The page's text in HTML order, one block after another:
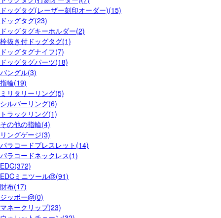
ドッグタグ(レーザー刻印オーダー)(15)
ドッグタグ(23)
ドッグタグキーホルダー(2)
栓抜き付ドッグタグ(1)
ドッグタグナイフ(7)
ドッグタグパーツ(18)
バングル(3)
指輪(19)
ミリタリーリング(5)
シルバーリング(6)
トラックリング(1)
その他の指輪(4)
リングゲージ(3)
パラコードブレスレット(14)
パラコードネックレス(1)
EDC(372)
EDCミニツール@(91)
財布(17)
ジッポー@(0)
マネークリップ(23)